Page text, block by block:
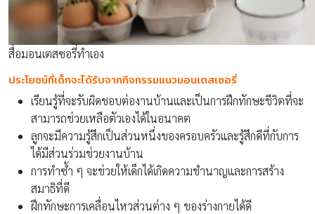
สื่อมอนเตสซอรี่ทําเอง
ประโยชน์ที่เด็กจะได้รับจากกิจกรรมแนวมอนเตสเซอรี่
เรียนรู้ที่จะรับผิดชอบต่องานบ้านและเป็นการฝึกทักษะชีวิตที่จะ
สามารถช่วยเหลือตัวเองได้ในอนาคต
ลูกจะมีความรู้สึกเป็นส่วนหนึ่งของครอบครัวและรู้สึกดีที่กับการ
ได้มีส่วนร่วมช่วยงานบ้าน
การทำซ้ำ ๆ จะช่วยให้เด็กได้เกิดความชำนาญและการสร้าง
สมาธิที่ดี
ฝึกทักษะการเคลื่อนไหวส่วนต่าง ๆ ของร่างกายได้ดี